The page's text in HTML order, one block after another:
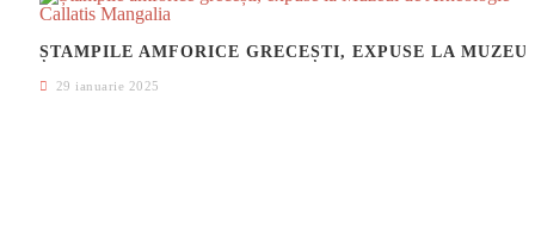
29 ianuarie 2025